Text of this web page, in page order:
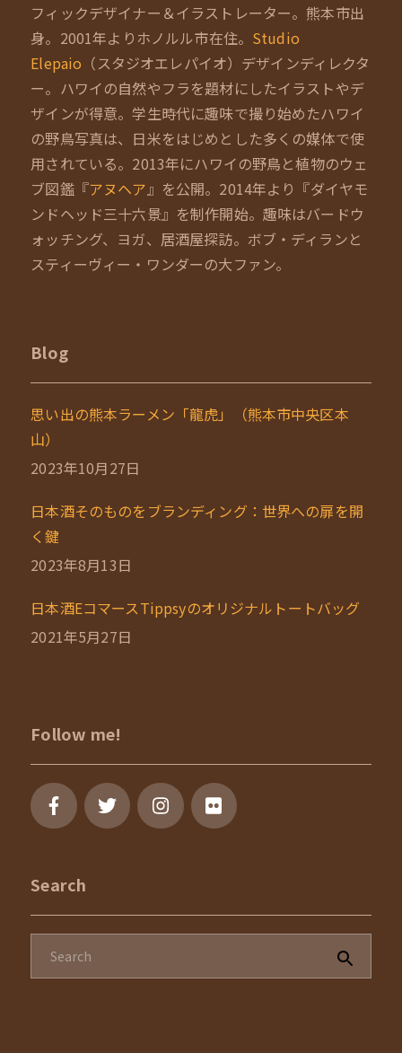
フィックデザイナー＆イラストレーター。熊本市出
身。2001年よりホノルル市在住。 Studio
Elepaio （スタジオエレパイオ）デザインディレクタ
ー。ハワイの自然やフラを題材にしたイラストやデ
ザインが得意。学生時代に趣味で撮り始めたハワイ
の野鳥写真は、日米をはじめとした多くの媒体で使
用されている。2013年にハワイの野鳥と植物のウェ
ブ図鑑『アヌヘア』を公開。2014年より『ダイヤモ
ンドヘッド三十六景』を制作開始。趣味はバードウ
ォッチング、ヨガ、居酒屋探訪。ボブ・ディランと
スティーヴィー・ワンダーの大ファン。
Blog
思い出の熊本ラーメン「龍虎」（熊本市中央区本
山）
2023年10月27日
日本酒そのものをブランディング：世界への扉を開
く鍵
2023年8月13日
日本酒EコマースTippsyのオリジナルトートバッグ
2021年5月27日
Follow me!
Search